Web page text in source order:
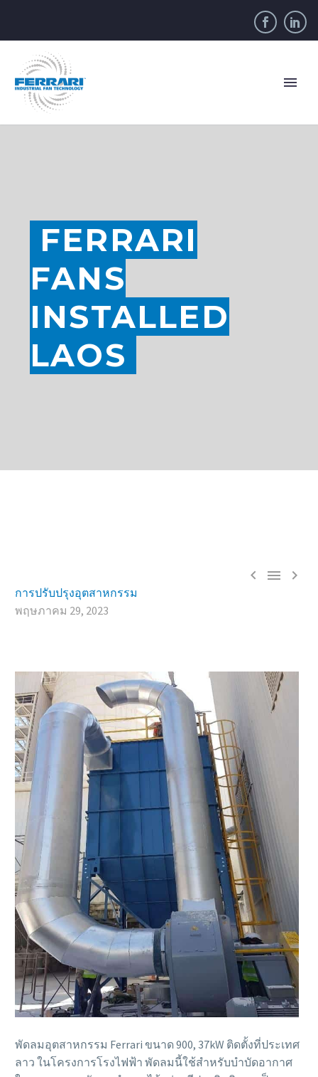
FERRARI
FANS
INSTALLED
LAOS
  
การปรับปรุงอุตสาหกรรม
พฤษภาคม 29, 2023
พัดลมอุตสาหกรรม Ferrari ขนาด 900, 37kW ติดตั้งที่ประเทศ
ลาว ในโครงการโรงไฟฟ้า พัดลมนี้ใช้สำหรับบำบัดอากาศ